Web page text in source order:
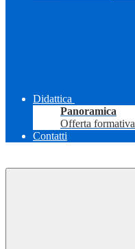
Didattica
Panoramica
Offerta formativa
Contatti